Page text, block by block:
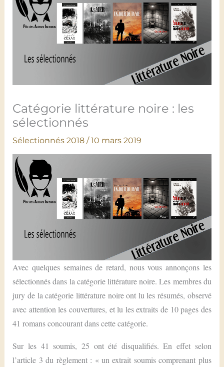
Catégorie littérature noire : les
sélectionnés
Sélectionnés 2018 /10 mars 2019
Avec quelques semaines de retard, nous vous annonçons les
sélectionnés dans la catégorie littérature noire. Les membres du
jury de la catégorie littérature noire ont lu les résumés, observé
avec attention les couvertures, et lu les extraits de 10 pages des
41 romans concourant dans cette catégorie.
Sur les 41 soumis, 25 ont été disqualifiés. En effet selon
l’article 3 du règlement : « un extrait soumis comprenant plus